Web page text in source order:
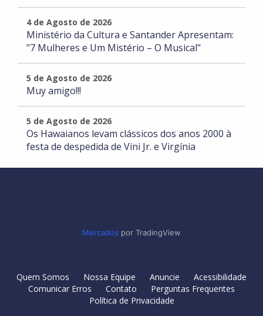
4 de Agosto de 2026
Ministério da Cultura e Santander Apresentam:
"7 Mulheres e Um Mistério – O Musical"
5 de Agosto de 2026
Muy amigo!!!
5 de Agosto de 2026
Os Hawaianos levam clássicos dos anos 2000 à
festa de despedida de Vini Jr. e Virgínia
Mercados por TradingView
Quem Somos Nossa Equipe Anuncie
Acessibilidade
Comunicar Erros
Contato
Perguntas Frequentes
Política de Privacidade